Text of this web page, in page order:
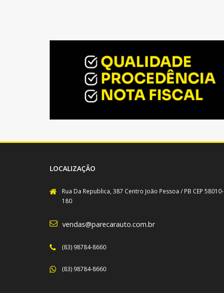
LOCALIZAÇÃO
Rua Da Republica, 387 Centro João Pessoa / PB CEP 58010-
180
vendas@parecarauto.com.br
(83) 98784-8660
(83) 98784-8660